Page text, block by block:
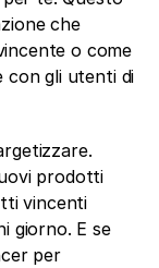
che
o come
con gli utenti di
prodotti
vincenti
giorno. E se
per